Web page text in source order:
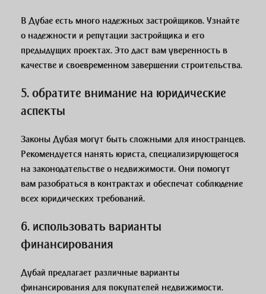
В Дубае есть много надежных застройщиков. Узнайте
о надежности и репутации застройщика и его
предыдущих проектах. Это даст вам уверенность в
качестве и своевременном завершении строительства.
5. обратите внимание на юридические
аспекты
Законы Дубая могут быть сложными для иностранцев.
Рекомендуется нанять юриста, специализирующегося
на законодательстве о недвижимости. Они помогут
вам разобраться в контрактах и обеспечат соблюдение
всех юридических требований.
6. использовать варианты
финансирования
Дубай предлагает различные варианты
финансирования для покупателей недвижимости.